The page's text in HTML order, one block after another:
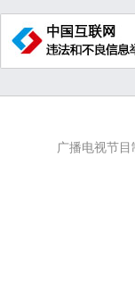
广播电视节